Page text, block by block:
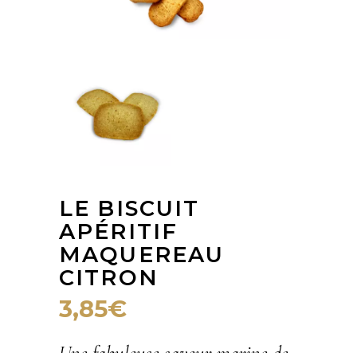
LE BISCUIT
APÉRITIF
MAQUEREAU
CITRON
3,85€